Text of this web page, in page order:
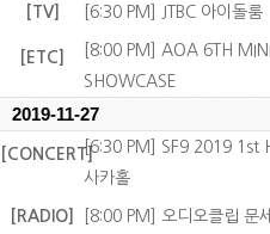
[TV] [6:30 PM] JTBC 아이돌룸
[ETC]
[8:00 PM] AOA 6TH
SHOWCASE
2019-11-27
[CONCERT][6:30 PM] SF9 2019 1st
사카홀
[RADIO] [8:00 PM] 오디오클립 문